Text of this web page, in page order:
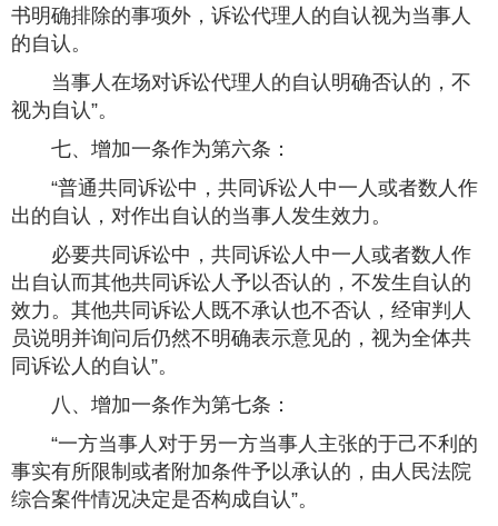
书明确排除的事项外，诉讼代理人的自认视为当事人
的自认。
当事人在场对诉讼代理人的自认明确否认的，不
视为自认”。
七、增加一条作为第六条：
“普通共同诉讼中，共同诉讼人中一人或者数人作
出的自认，对作出自认的当事人发生效力。
必要共同诉讼中，共同诉讼人中一人或者数人作
出自认而其他共同诉讼人予以否认的，不发生自认的
效力。其他共同诉讼人既不承认也不否认，经审判人
员说明并询问后仍然不明确表示意见的，视为全体共
同诉讼人的自认”。
八、增加一条作为第七条：
“一方当事人对于另一方当事人主张的于己不利的
事实有所限制或者附加条件予以承认的，由人民法院
综合案件情况决定是否构成自认”。